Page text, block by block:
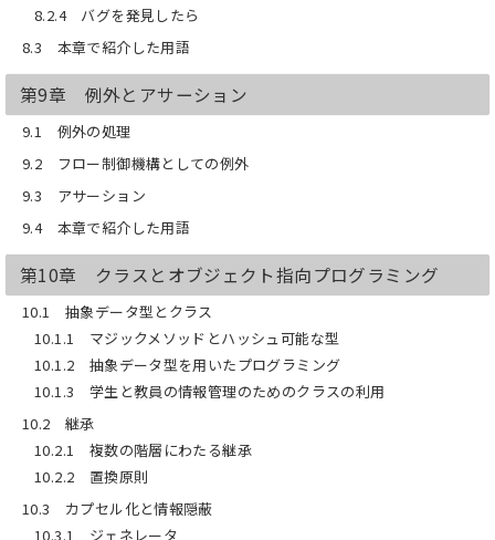
8.2.4 バグを発見したら
8.3 本章で紹介した用語
第9章 例外とアサーション
9.1 例外の処理
9.2 フロー制御機構としての例外
9.3 アサーション
9.4 本章で紹介した用語
第10章 クラスとオブジェクト指向プログラミング
10.1 抽象データ型とクラス
10.1.1 マジックメソッドとハッシュ可能な型
10.1.2 抽象データ型を用いたプログラミング
10.1.3 学生と教員の情報管理のためのクラスの利用
10.2 継承
10.2.1 複数の階層にわたる継承
10.2.2 置換原則
10.3 カプセル化と情報隠蔽
10.3.1 ジェネレータ